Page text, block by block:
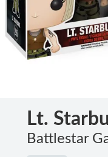
Lt.
Battlestar